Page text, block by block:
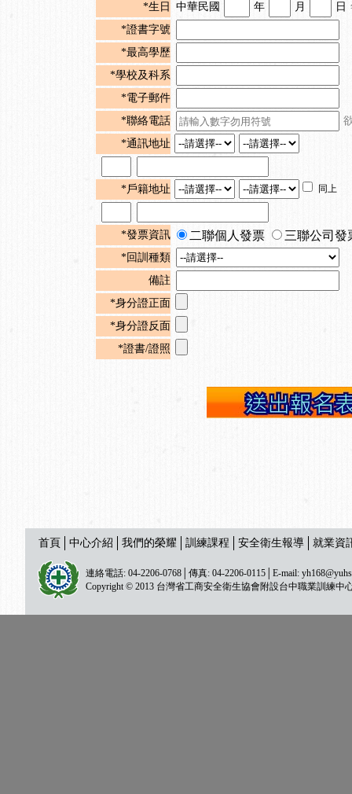
*生日 中華民國 年 月 日
*證書字號
*最高學歷
*學校及科系
*電子郵件
*聯絡電話
*通訊地址
*戶籍地址 同上
*發票資訊 二聯個人發票 三聯公司發
*回訓種類
備註
*身分證正面
*身分證反面
*證書/證照
首頁 中心介紹 我們的榮耀 訓練課程 安全衛生報導 就業資
連絡電話: 04-2206-0768│傳真: 04-2206-0115│E-mail:
Copyright © 2013 台灣省工商安全衛生協會附設台中職業訓練中